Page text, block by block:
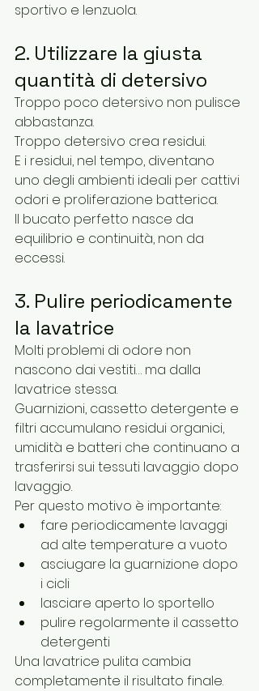
sportivo e lenzuola.
2. Utilizzare la giusta
quantità di detersivo
Troppo poco detersivo non pulisce
abbastanza.
Troppo detersivo crea residui.
E i residui, nel tempo, diventano
uno degli ambienti ideali per cattivi
odori e proliferazione batterica.
Il bucato perfetto nasce da
equilibrio e continuità, non da
eccessi.
3. Pulire periodicamente
la lavatrice
Molti problemi di odore non
nascono dai vestiti… ma dalla
lavatrice stessa.
Guarnizioni, cassetto detergente e
filtri accumulano residui organici,
umidità e batteri che continuano a
trasferirsi sui tessuti lavaggio dopo
lavaggio.
Per questo motivo è importante:
fare periodicamente lavaggi
ad alte temperature a vuoto
asciugare la guarnizione dopo
i cicli
lasciare aperto lo sportello
pulire regolarmente il cassetto
detergenti
Una lavatrice pulita cambia
completamente il risultato finale.